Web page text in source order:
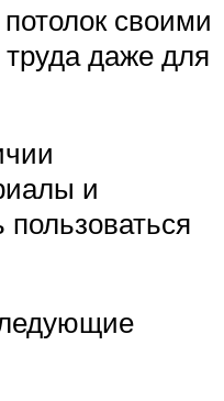
своими
даже для
и